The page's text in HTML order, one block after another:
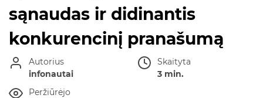
sąnaudas ir didinantis
konkurencinį pranašumą
Autorius
infonautai
Skaityta
3 min.
Peržiūrėjo